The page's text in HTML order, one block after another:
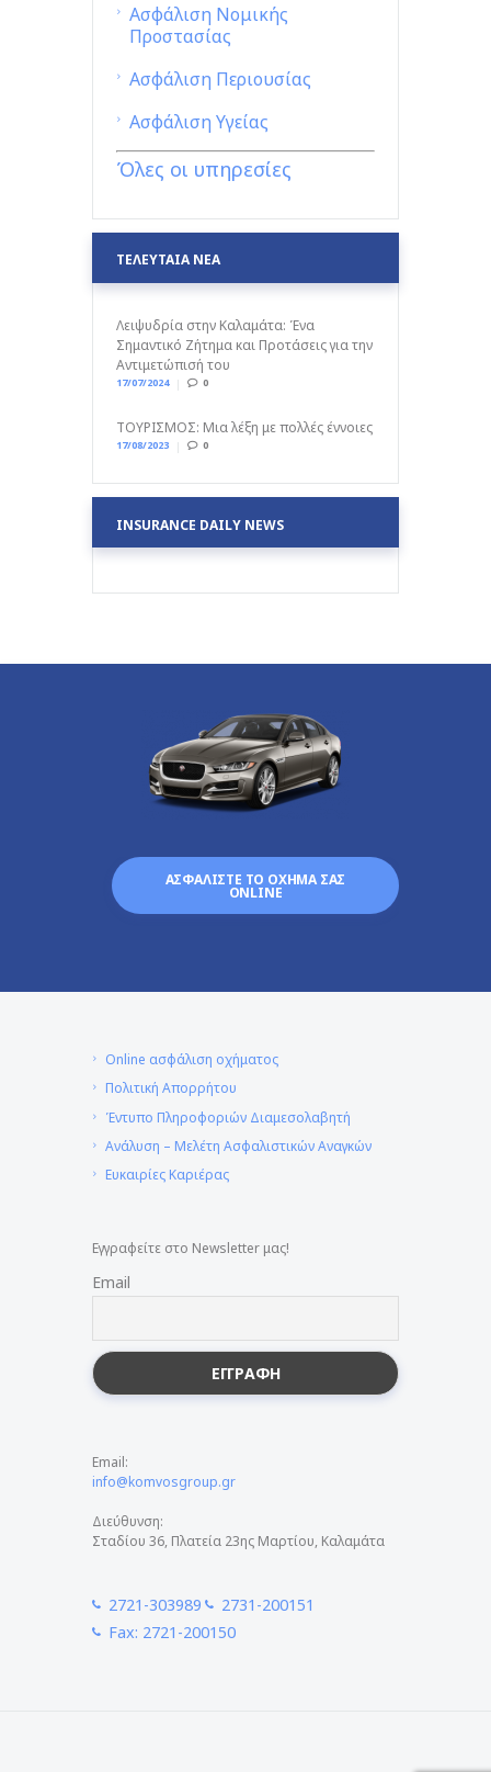
Ασφάλιση Νομικής
Προστασίας
Ασφάλιση Περιουσίας
Ασφάλιση Υγείας
Όλες οι υπηρεσίες
ΤΕΛΕΥΤΑΙΑ ΝΕΑ
Λειψυδρία στην Καλαμάτα: Ένα
Σημαντικό Ζήτημα και Προτάσεις για την
Αντιμετώπισή του
17/07/2024 0
ΤΟΥΡΙΣΜΟΣ: Μια λέξη με πολλές έννοιες
17/08/2023 0
INSURANCE DAILY NEWS
ΑΣΦΑΛΙΣΤΕ ΤΟ ΟΧΗΜΑ ΣΑΣ
ONLINE
Online ασφάλιση οχήματος
Πολιτική Απορρήτου
Έντυπο Πληροφοριών Διαμεσολαβητή
Ανάλυση – Μελέτη Ασφαλιστικών Αναγκών
Ευκαιρίες Καριέρας
Εγγραφείτε στο Newsletter μας!
Email
Email:
info@komvosgroup.gr
Διεύθυνση:
Σταδίου 36, Πλατεία 23ης Μαρτίου, Καλαμάτα
2721-303989
2731-200151
Fax: 2721-200150